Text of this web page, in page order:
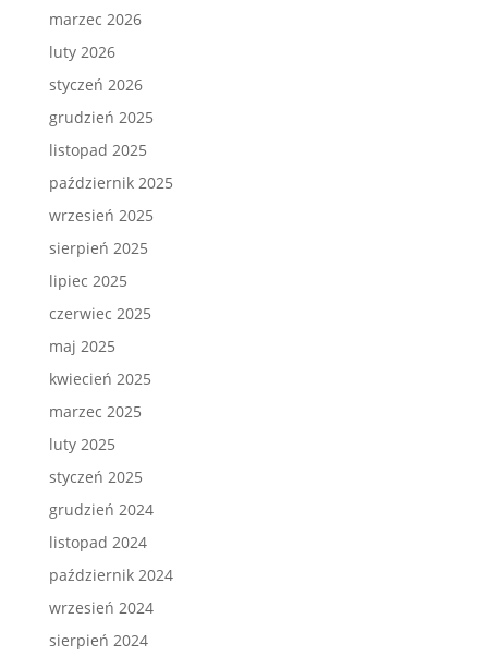
marzec 2026
luty 2026
styczeń 2026
grudzień 2025
listopad 2025
październik 2025
wrzesień 2025
sierpień 2025
lipiec 2025
czerwiec 2025
maj 2025
kwiecień 2025
marzec 2025
luty 2025
styczeń 2025
grudzień 2024
listopad 2024
październik 2024
wrzesień 2024
sierpień 2024